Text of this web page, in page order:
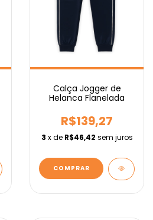
Calça Jogger de
Helanca Flanelada
R$139,27
3 x de R$46,42 sem juros
COMPRAR